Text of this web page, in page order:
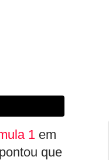
1 em
que